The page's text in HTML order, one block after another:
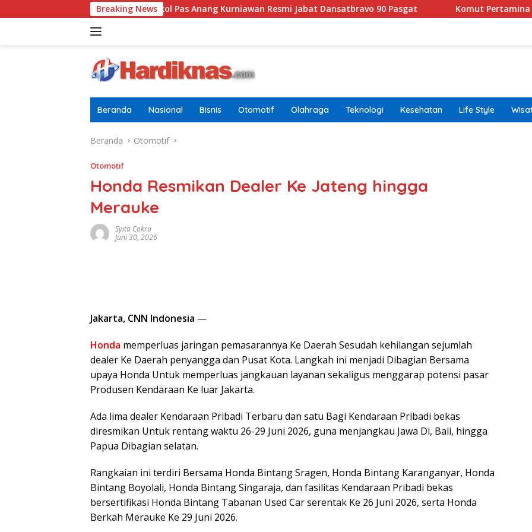
ke
Breaking News
Letkol Pas Anang Kurniawan Resmi Jabat Dansatbravo 90 Pasgat Komut Pertamina Tegaskan
Beranda Nasional Bisnis Otomotif Olahraga Teknologi Kesehatan Life Style
Beranda Otomotif
Otomotif
Honda Resmikan Dealer Ke Jateng hingga
Merauke
Syita Cokro
Juni 30, 2026
Jakarta, CNN Indonesia —
Honda memperluas jaringan pemasarannya Ke Daerah Sesudah kehilangan sejumlah
dealer Ke Daerah penyangga dan Pusat Kota. Langkah ini menjadi Dibagian Bersama
upaya Honda Untuk memperluas jangkauan layanan sekaligus menggarap potensi pasar
Produsen Kendaraan Ke luar Jakarta.
Ada lima dealer Kendaraan Pribadi Terbaru dan satu Bagi Kendaraan Pribadi bekas
diresmikan Untuk rentang waktu 26-29 Juni 2026, guna menjangkau Jawa Di, Bali, hingga
Papua Dibagian selatan.
Rangkaian ini terdiri Bersama Honda Bintang Sragen, Honda Bintang Karanganyar, Honda
Bintang Boyolali, Honda Bintang Singaraja, dan fasilitas Kendaraan Pribadi bekas
bersertifikasi Honda Bintang Tabanan Used Car serentak Ke 26 Juni 2026, serta Honda
Berkah Merauke Ke 29 Juni 2026.